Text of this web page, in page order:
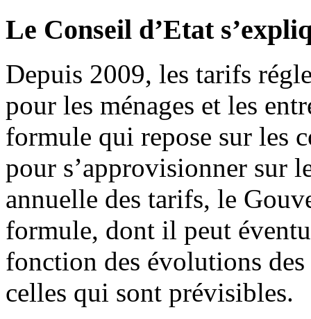
Le Conseil d’Etat
Depuis 2009, les tarifs
pour les ménages et les
formule qui repose sur les
pour s’approvisionner sur
annuelle des tarifs, le
formule, dont il peut
fonction des évolutions
celles qui sont prévisibles.